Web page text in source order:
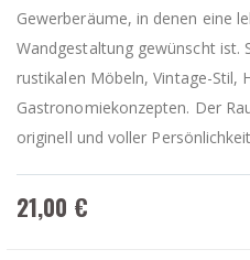
Gewerberäume, in denen eine
Wandgestaltung gewünscht ist.
rustikalen Möbeln, Vintage-Stil,
Gastronomiekonzepten. Der
originell und voller
21,00 €